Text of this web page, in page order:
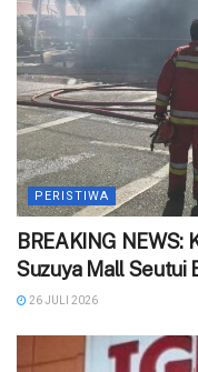
PERISTIWA
BREAKING NEWS:
Suzuya Mall Seutui
26 JULI 2026